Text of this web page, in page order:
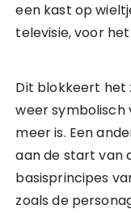
een kast op
televisie, voor
Dit blokkeert het
weer
meer is. Een
aan de start van
basisprincipes
zoals de